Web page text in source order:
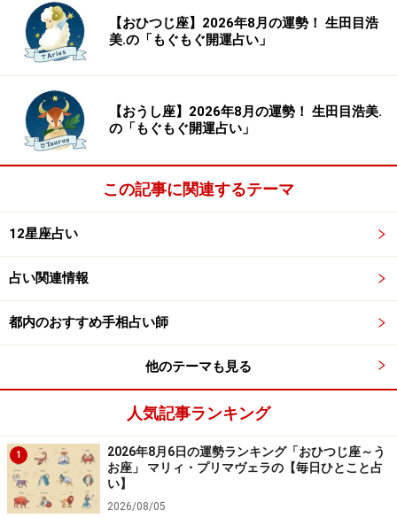
に。
＞【星占い】あなたの今週の運勢は？
8位：ふたご座／双子座（5月21日～6月21
日生まれ）
「ふたご座」の今日の運勢
今日は気がゆるみがち。赤い小物を取り入れると気分が
【おひつじ座】2026年8月の運勢！ 生田目浩
美.の「もぐもぐ開運占い」
【おうし座】2026年8月の運勢！ 生田目浩美.
の「もぐもぐ開運占い」
この記事に関連するテーマ
12星座占い
占い関連情報
都内のおすすめ手相占い師
他のテーマも見る
人気記事ランキング
1
2026年8月6日の運勢ランキング「おひつじ座～う
お座」 マリィ・プリマヴェラの【毎日ひとこと占
い】
2026/08/05